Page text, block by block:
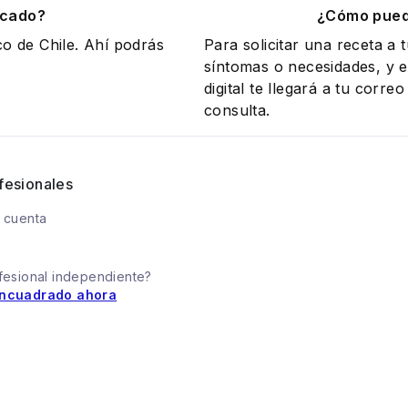
de Chile. Ahí podrás
¿Cómo
Para solicitar una receta a
síntomas o necesidades, y
digital te llegará a tu
consulta.
cuenta
independiente?
ahora